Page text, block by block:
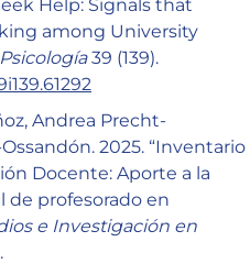
Help: Signals that
among University
39 (139).
Andrea Precht-
2025. “Inventario
Docente: Aporte a la
de profesorado en
e Investigación en